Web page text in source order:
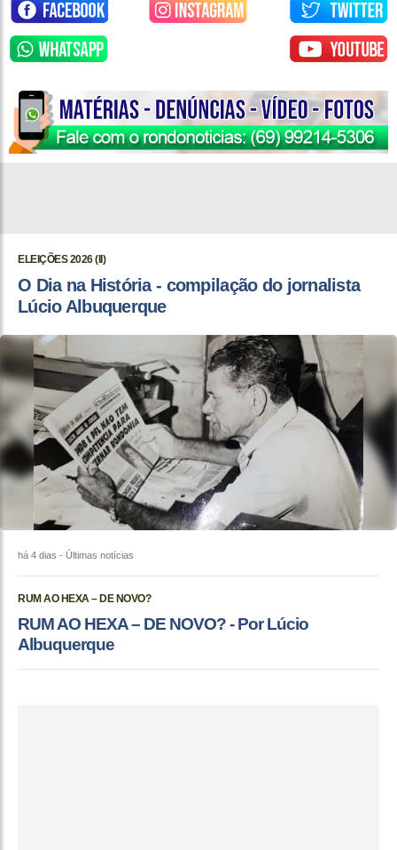
ELEIÇÕES 2026 (II)
O Dia na História - compilação do jornalista
Lúcio Albuquerque
há 4 dias - Últimas notícias
RUM AO HEXA – DE NOVO?
RUM AO HEXA – DE NOVO? - Por Lúcio
Albuquerque